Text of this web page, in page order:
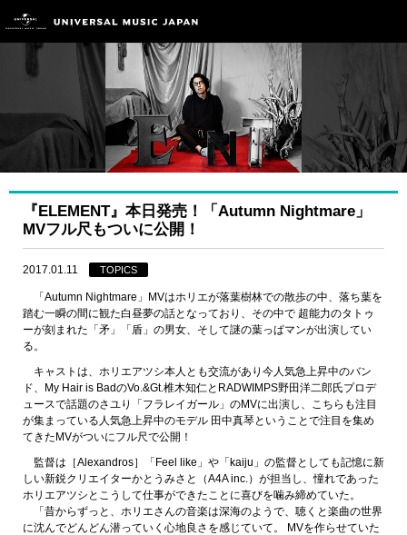
『ELEMENT』本日発売！「Autumn Nightmare」
MVフル尺もついに公開！
2017.01.11 TOPICS
「Autumn Nightmare」MVはホリエが落葉樹林での散歩の中、落ち葉を
踏む一瞬の間に観た白昼夢の話となっており、その中で 超能力のタトゥ
ーが刻まれた「矛」「盾」の男女、そして謎の葉っぱマンが出演してい
る。
キャストは、ホリエアツシ本人とも交流があり今人気急上昇中のバン
ド、My Hair is BadのVo.&Gt.椎木知仁とRADWIMPS野田洋二郎氏プロデ
ュースで話題のさユり「フラレイガール」のMVに出演し、こちらも注目
が集まっている人気急上昇中のモデル 田中真琴ということで注目を集め
てきたMVがついにフル尺で公開！
監督は［Alexandros］「Feel like」や「kaiju」の監督としても記憶に新
しい新鋭クリエイターかとうみさと（A4A inc.）が担当し、憧れであった
ホリエアツシとこうして仕事ができたことに喜びを噛み締めていた。
「昔からずっと、ホリエさんの音楽は深海のようで、聴くと楽曲の世界
に沈んでどんどん潜っていく心地良さを感じていて。 MVを作らせていた